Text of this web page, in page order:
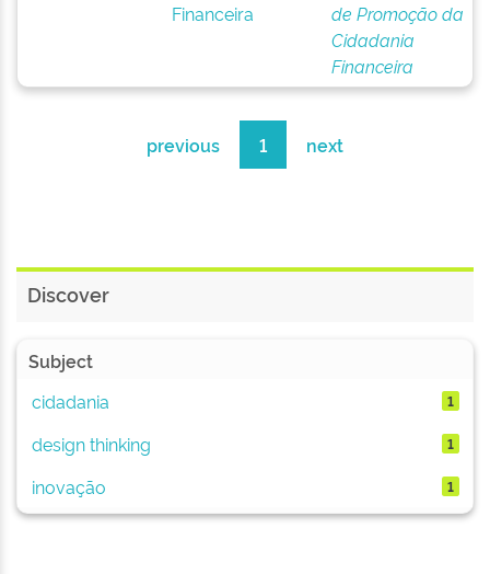
Financeira
de Promoção da
Cidadania
Financeira
previous 1 next
Discover
Subject
cidadania
1
design thinking 1
inovação 1